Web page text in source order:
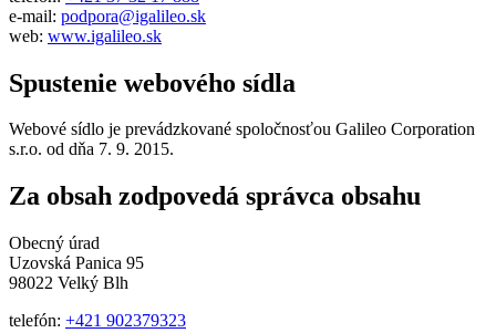
e-mail: podpora@igalileo.sk
web: www.igalileo.sk
Spustenie webového sídla
Webové sídlo je prevádzkované spoločnosťou Galileo Corporation
s.r.o. od dňa 7. 9. 2015.
Za obsah zodpovedá správca obsahu
Obecný úrad
Uzovská Panica 95
98022 Velký Blh
telefón: +421 902379323